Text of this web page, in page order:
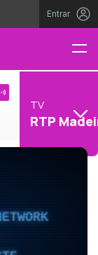
Entrar
TV
RTP